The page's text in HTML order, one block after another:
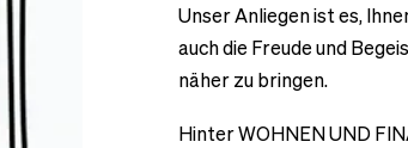
Unser Anliegen ist es,
auch die Freude und
näher zu bringen.
Hinter WOHNEN UND